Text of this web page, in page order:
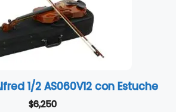
1/2 AS060V12 con Estuche
$6,250